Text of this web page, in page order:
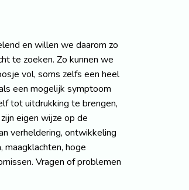
en willen we daarom zo
te zoeken. Zo kunnen we
vol, soms zelfs een heel
een mogelijk symptoom
tot uitdrukking te brengen,
eigen wijze op de
verheldering, ontwikkeling
maagklachten, hoge
Vragen of problemen